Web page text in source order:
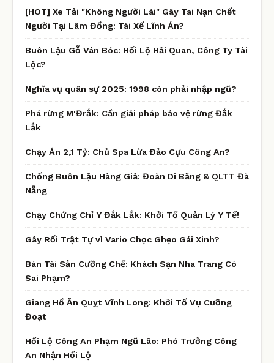
[HOT] Xe Tải "Không Người Lái" Gây Tai Nạn Chết
Người Tại Lâm Đồng: Tài Xế Lĩnh Án?
Buôn Lậu Gỗ Ván Bóc: Hối Lộ Hải Quan, Công Ty Tài
Lộc?
Nghĩa vụ quân sự 2025: 1998 còn phải nhập ngũ?
Phá rừng M'Đrắk: Cần giải pháp bảo vệ rừng Đắk
Lắk
Chạy Án 2,1 Tỷ: Chủ Spa Lừa Đảo Cựu Công An?
Chống Buôn Lậu Hàng Giả: Đoàn Di Băng & QLTT Đà
Nẵng
Chạy Chứng Chỉ Y Đắk Lắk: Khởi Tố Quản Lý Y Tế!
Gây Rối Trật Tự vì Vario Chọc Ghẹo Gái Xinh?
Bán Tài Sản Cưỡng Chế: Khách Sạn Nha Trang Có
Sai Phạm?
Giang Hồ Ăn Quỵt Vĩnh Long: Khởi Tố Vụ Cưỡng
Đoạt
Hối Lộ Công An Phạm Ngũ Lão: Phó Trưởng Công
An Nhận Hối Lộ